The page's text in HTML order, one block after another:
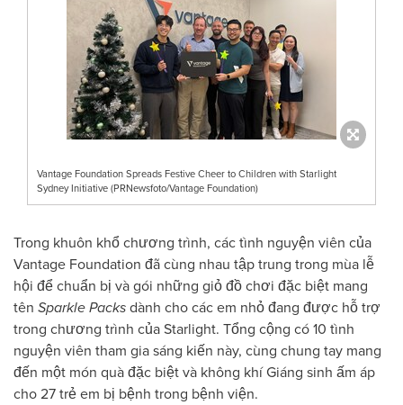
Vantage Foundation Spreads Festive Cheer to Children with Starlight
Sydney Initiative (PRNewsfoto/Vantage Foundation)
Trong khuôn khổ chương trình, các tình nguyện viên của
Vantage Foundation đã cùng nhau tập trung trong mùa lễ
hội để chuẩn bị và gói những giỏ đồ chơi đặc biệt mang
tên Sparkle Packsdành cho các em nhỏ đang được hỗ trợ
trong chương trình của Starlight. Tổng cộng có 10 tình
nguyện viên tham gia sáng kiến này, cùng chung tay mang
đến một món quà đặc biệt và không khí Giáng sinh ấm áp
cho 27 trẻ em bị bệnh trong bệnh viện.